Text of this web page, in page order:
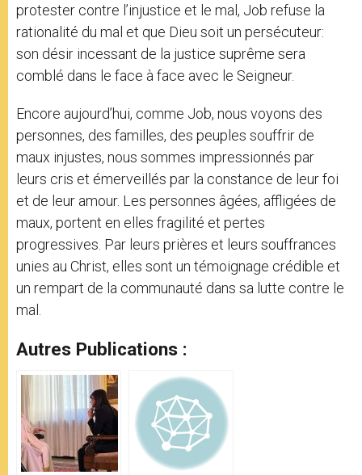
protester contre l’injustice et le mal, Job refuse la
rationalité du mal et que Dieu soit un persécuteur:
son désir incessant de la justice suprême sera
comblé dans le face à face avec le Seigneur.
Encore aujourd’hui, comme Job, nous voyons des
personnes, des familles, des peuples souffrir de
maux injustes, nous sommes impressionnés par
leurs cris et émerveillés par la constance de leur foi
et de leur amour. Les personnes âgées, affligées de
maux, portent en elles fragilité et pertes
progressives. Par leurs prières et leurs souffrances
unies au Christ, elles sont un témoignage crédible et
un rempart de la communauté dans sa lutte contre le
mal.
Autres Publications :